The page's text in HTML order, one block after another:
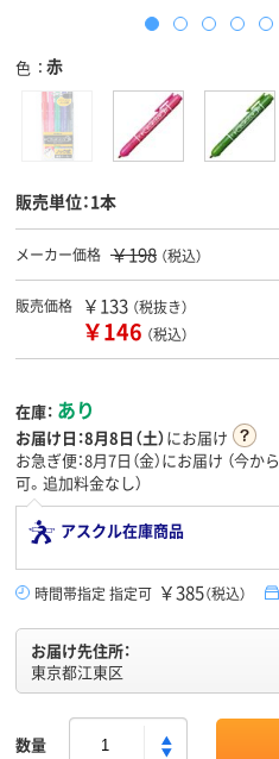
色 赤
販売単位：1本
メーカー価格 ￥198 （税込）
販売価格 ￥133 （税抜き）
￥146 （税込）
在庫： あり
お届け日：8月8日（土）にお届け
お急ぎ便：8月7日（金）にお届け （今から
可。追加料金なし）
アスクル在庫商品
時間帯指定 指定可 ￥385（税込）
お届け先住所：
東京都江東区
数量